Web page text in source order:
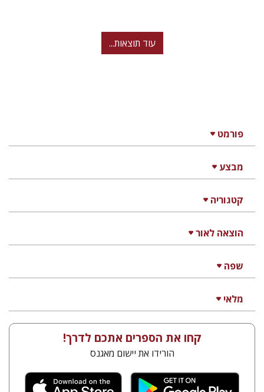
פורמט
מבצע
קטגוריה
הוצאה לאור
שפה
מלאי
עוד תוצאות...
קחו את הספרים אתכם לדרך!
הורידו את יישום מאגנס